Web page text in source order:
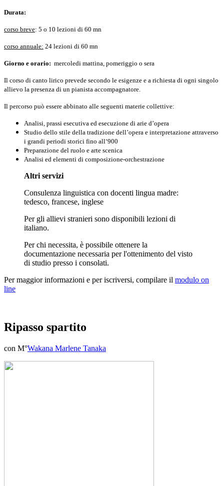
Durata:
corso breve: 5 o 10 lezioni di 60 mn
corso annuale: 24 lezioni di 60 mn
Giorno e orario: mercoledi mattina, pomeriggio o sera
Il corso di canto lirico prevede secondo le esigenze e a richiesta di ogni singolo
allievo la presenza di un pianista accompagnatore.
Il percorso può essere abbinato alle seguenti materie collettive:
Analisi, prassi esecutiva ed esecuzione di arie d’opera
Studio dello stile della tradizione dell’opera e interpretazione attraverso
i grandi periodi storici fino all‘900
Preparazione del ruolo e arte scenica
Analisi ed elementi di composizione-orchestrazione
Altri servizi
Consulenza linguistica con docenti lingua madre:
tedesco, francese, inglese
Per gli allievi stranieri sono disponibili lezioni di
italiano.
Per chi necessita, è possibile ottenere la
documentazione necessaria per l'ottenimento del visto
di studio presso i consolati.
Per maggior informazioni e per iscriversi, compilare il modulo on
line
Ripasso spartito
con M°Wakana Marlene Tanaka